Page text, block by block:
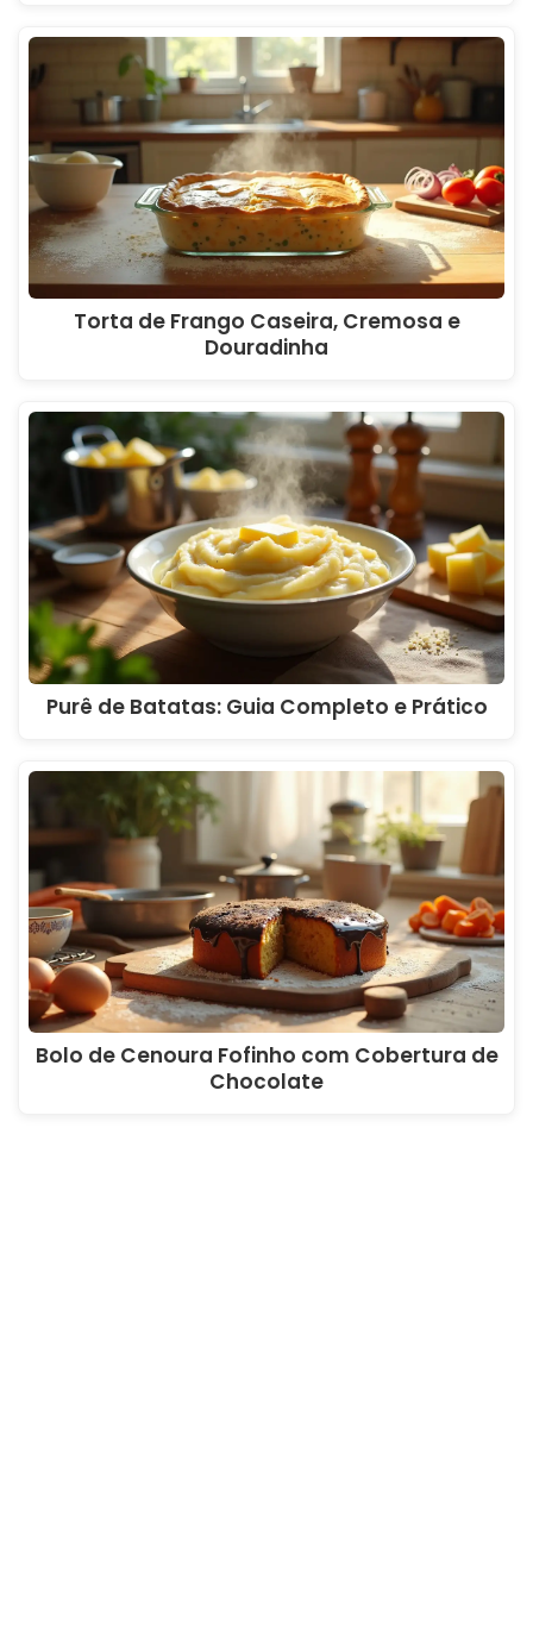
Torta de Frango Caseira, Cremosa e
Douradinha
Purê de Batatas: Guia Completo e Prático
Bolo de Cenoura Fofinho com Cobertura de
Chocolate